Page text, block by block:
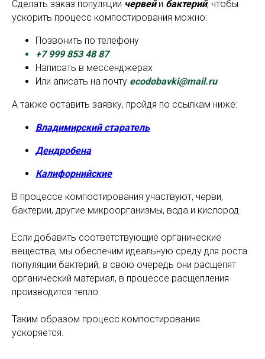
Сделать заказ популяции червейи бактерий, чтобы
ускорить процесс компостирования можно:
Позвонить по телефону
+7 999 853 48 87
Написать в мессенджерах
Или аписать на почту ecodobavki@mail.ru
А также оставить заявку, пройдя по ссылкам ниже:
Владимирский старатель
Дендробена
Калифорнийские
В процессе компостирования участвуют, черви,
бактерии, другие микроорганизмы, вода и кислород.
Если добавить соответствующие органические
вещества, мы обеспечим идеальную среду для роста
популяции бактерий, в свою очередь они расщепят
органический материал, в процессе расщепления
производится тепло.
Таким образом процесс компостирования
ускоряется.